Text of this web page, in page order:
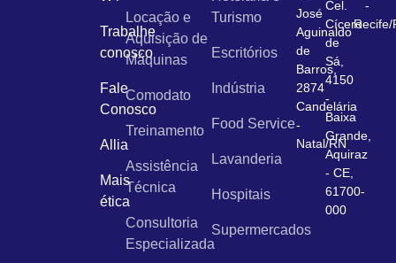
Trabalhe
conosco
Fale
Conosco
Allia
Mais
ética
Locação e
Aquisição de
Máquinas
Comodato
Treinamento
Assistência
Técnica
Consultoria
Especializada
Turismo
Escritórios
Indústria
Food Service
Lavanderia
Hospitais
Supermercados
José
Aguinaldo
de
Barros,
2874
Candelária
-
Natal/RN
Cel.
Cícero
de
Sá,
4150
-
Baixa
Grande,
Aquiraz
- CE,
61700-
000
-
Recife/